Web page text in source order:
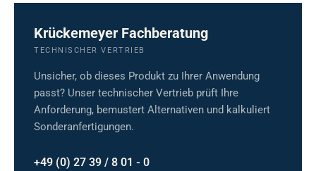
Krückemeyer Fachberatung
TECHNISCHER VERTRIEB
Unsicher, ob dieses Produkt zu Ihrer Anwendung
passt? Unser technischer Vertrieb prüft Ihre
Anforderung, bemustert Alternativen und kalkuliert
Sonderanfertigungen.
+49 (0) 27 39 / 8 01 - 0